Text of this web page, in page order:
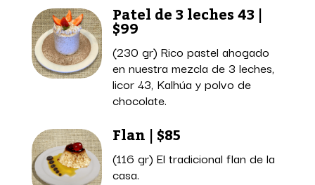
Patel de 3 leches 43 |
$99
(230 gr) Rico pastel ahogado
en nuestra mezcla de 3 leches,
licor 43, Kalhúa y polvo de
chocolate.
Flan | $85
(116 gr) El tradicional flan de la
casa.